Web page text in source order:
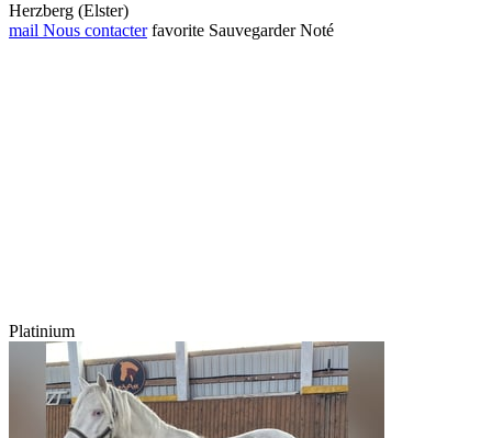
Herzberg (Elster)
mail Nous contacter favorite Sauvegarder Noté
Platinium